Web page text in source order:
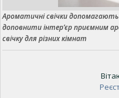
Ароматичні свічки
доповнити інтер’єр приємним
свічку для різних кімнат